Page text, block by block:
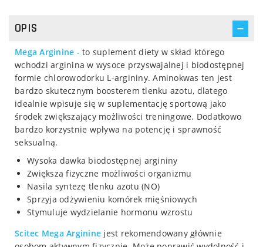
OPIS
Mega Arginine - to suplement diety w skład którego
wchodzi arginina w wysoce przyswajalnej i biodostępnej
formie chlorowodorku L-argininy. Aminokwas ten jest
bardzo skutecznym boosterem tlenku azotu, dlatego
idealnie wpisuje się w suplementację sportową jako
środek zwiększający możliwości treningowe. Dodatkowo
bardzo korzystnie wpływa na potencję i sprawność
seksualną.
Wysoka dawka biodostępnej argininy
Zwiększa fizyczne możliwości organizmu
Nasila syntezę tlenku azotu (NO)
Sprzyja odżywieniu komórek mięśniowych
Stymuluje wydzielanie hormonu wzrostu
Scitec Mega Arginine jest rekomendowany głównie